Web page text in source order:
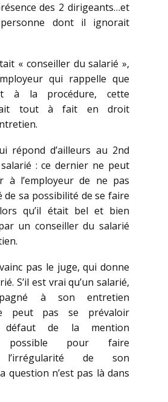
des 2 dirigeants…et
personne dont il ignorait
« conseiller du salarié »,
qui rappelle que
à la procédure, cette
tout à fait en droit
répond d’ailleurs au 2nd
: ce dernier ne peut
à l’employeur de ne pas
de sa possibilité de se faire
qu’il était bel et bien
un conseiller du salarié
pas le juge, qui donne
S’il est vrai qu’un salarié,
à son entretien
peut pas se prévaloir
de la mention
possible pour faire
l’irrégularité de son
question n’est pas là dans